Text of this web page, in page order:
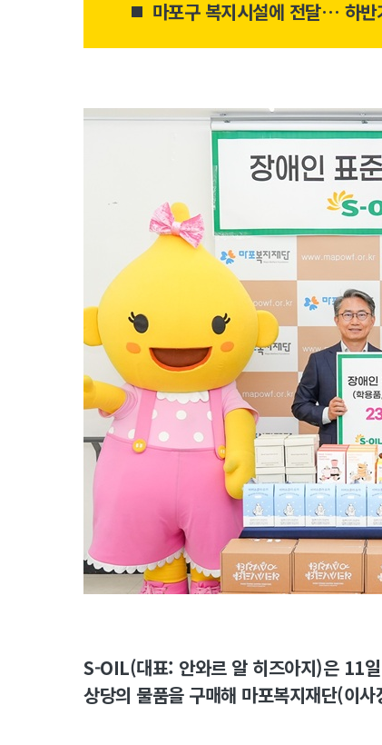
마포구 복지시설에 전달… 하반
S-OIL(대표: 안와르 알 히즈아지)은 11
상당의 물품을 구매해 마포복지재단(이